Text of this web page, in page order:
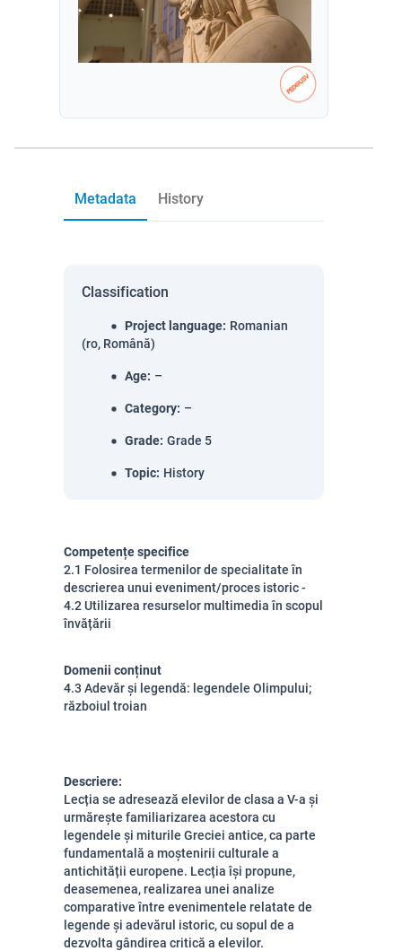
Metadata History
Classification
Project language: Romanian
(ro, Română)
Age: –
Category: –
Grade: Grade 5
Topic: History
Competențe specifice
2.1 Folosirea termenilor de specialitate în
descrierea unui eveniment/proces istoric -
4.2 Utilizarea resurselor multimedia în scopul
învățării
Domenii conținut
4.3 Adevăr și legendă: legendele Olimpului;
războiul troian
Descriere:
Lecția se adresează elevilor de clasa a V-a și
urmărește familiarizarea acestora cu
legendele și miturile Greciei antice, ca parte
fundamentală a moștenirii culturale a
antichității europene. Lecția își propune,
deasemenea, realizarea unei analize
comparative între evenimentele relatate de
legende și adevărul istoric, cu sopul de a
dezvolta gândirea critică a elevilor.